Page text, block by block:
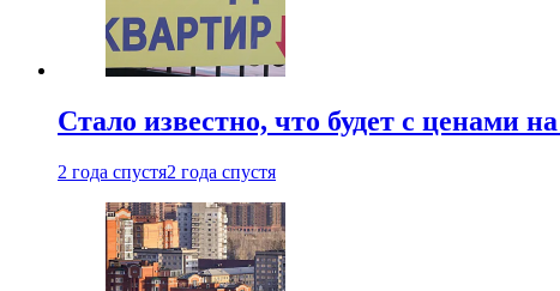
Стало известно, что будет с ценами
2 года спустя2 года спустя